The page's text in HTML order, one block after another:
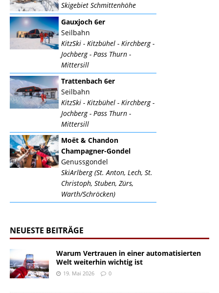
Skigebiet Schmittenhöhe
Gauxjoch 6er
Seilbahn
KitzSki - Kitzbühel - Kirchberg -
Jochberg - Pass Thurn -
Mittersill
Trattenbach 6er
Seilbahn
KitzSki - Kitzbühel - Kirchberg -
Jochberg - Pass Thurn -
Mittersill
Moët & Chandon
Champagner-Gondel
Genussgondel
SkiArlberg (St. Anton, Lech, St.
Christoph, Stuben, Zürs,
Warth/Schröcken)
NEUESTE BEITRÄGE
Warum Vertrauen in einer automatisierten
Welt weiterhin wichtig ist
19. Mai 2026 0